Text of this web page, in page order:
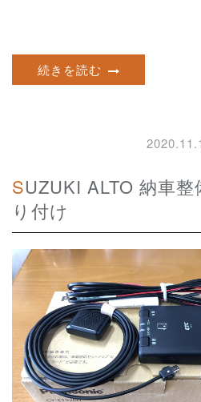
続きを読む
SUZUKI ALTO 納車整備 ETC車載器取
り付け